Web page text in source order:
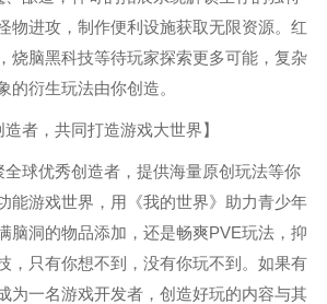
物进攻，制作便利设施获取无限资源。红
烧脑黑科技等待玩家探索更多可能，复杂
的衍生玩法由你创造。
造者，共同打造游戏大世界】
全球优秀创造者，提供海量原创玩法等你
能游戏世界，用《我的世界》助力青少年
脑洞的物品添加，还是畅爽PVE玩法，抑
，只有你想不到，没有你玩不到。如果有
为一名游戏开发者，创造好玩的内容与其